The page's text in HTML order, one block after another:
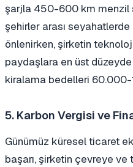
şarjla 450-600 km menzil
şehirler arası seyahatlerde
önlenirken, şirketin
paydaşlara en üst düzeyde
kiralama bedelleri 60.000-
5. Karbon Vergisi ve
Günümüz küresel ticaret
başarı, şirketin çevreye ve